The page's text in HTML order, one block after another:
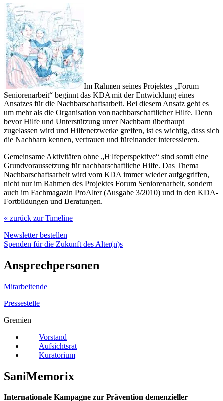
Im Rahmen seines Projektes „Forum
Seniorenarbeit“ beginnt das KDA mit der Entwicklung eines
Ansatzes für die Nachbarschaftsarbeit. Bei diesem Ansatz geht es
um mehr als die Organisation von nachbarschaftlicher Hilfe. Denn
bevor Hilfe und Unterstützung unter Nachbarn überhaupt
zugelassen wird und Hilfenetzwerke greifen, ist es wichtig, dass sich
die Nachbarn kennen, vertrauen und füreinander interessieren.
Gemeinsame Aktivitäten ohne „Hilfeperspektive“ sind somit eine
Grundvoraussetzung für nachbarschaftliche Hilfe. Das Thema
Nachbarschaftsarbeit wird vom KDA immer wieder aufgegriffen,
nicht nur im Rahmen des Projektes Forum Seniorenarbeit, sondern
auch im Fachmagazin ProAlter (Ausgabe 3/2010) und in den KDA-
Fortbildungen und Beratungen.
« zurück zur Timeline
Newsletter bestellen
Spenden für die Zukunft des Alter(n)s
Ansprechpersonen
Mitarbeitende
Pressestelle
Gremien
Vorstand
Aufsichtsrat
Kuratorium
SaniMemorix
Internationale Kampagne zur Prävention demenzieller